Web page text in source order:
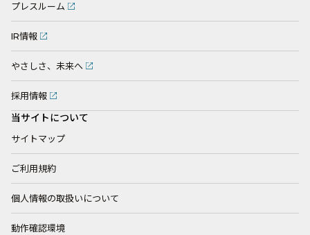
プレスルーム
IR情報
やさしさ、未来へ
採用情報
当サイトについて
サイトマップ
ご利用規約
個人情報の取扱いについて
動作確認環境